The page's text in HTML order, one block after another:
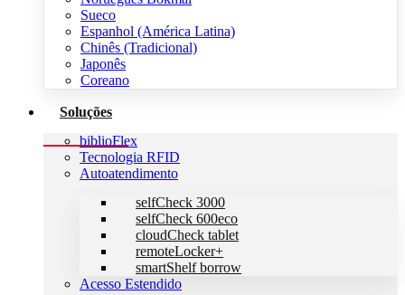
Sueco
Espanhol (América Latina)
Chinês (Tradicional)
Japonês
Coreano
Soluções
biblioFlex
Tecnologia RFID
Autoatendimento
selfCheck 3000
selfCheck 600eco
cloudCheck tablet
remoteLocker+
smartShelf borrow
Acesso Estendido